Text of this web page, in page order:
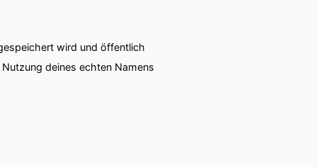
der
wird und öffentlich
deines echten Namens